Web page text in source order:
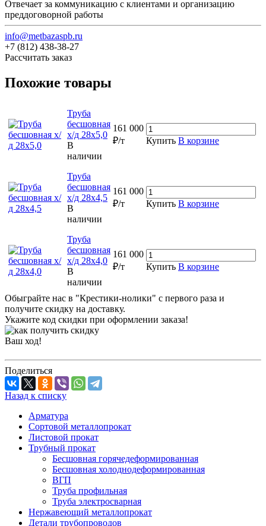
Отвечает за коммуникацию с клиентами и организацию
преддоговорной работы
info@metbazaspb.ru
+7 (812) 438-38-27
Рассчитать заказ
Похожие товары
Труба
бесшовная
х/д 28х5,0
В
наличии
161 000
₽/т
Купить В корзине
Труба
бесшовная
х/д 28х4,5
В
наличии
161 000
₽/т
Купить В корзине
Труба
бесшовная
х/д 28х4,0
В
наличии
161 000
₽/т
Купить В корзине
Обыграйте нас в "Крестики-нолики" с первого раза и
получите скидку на доставку.
Укажите код скидки при оформлении заказа!
Ваш ход!
Поделиться
Назад к списку
Арматура
Сортовой металлопрокат
Листовой прокат
Трубный прокат
Бесшовная горячедеформированная
Бесшовная холоднодеформированная
ВГП
Труба профильная
Труба электросварная
Нержавеющий металлопрокат
Детали трубопроводов